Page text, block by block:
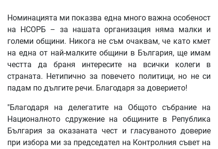
Номинацията ми показва една много важна особеност
на НСОРБ – за нашата организация няма малки и
големи общини. Никога не съм очаквам, че като кмет
на една от най-малките общини в България, ще имам
честта да браня интересите на всички колеги в
страната. Нетипично за повечето политици, но не си
падам по дългите речи. Благодаря за доверието!
"Благодаря на делегатите на Общото събрание на
Националното сдружение на общините в Република
България за оказаната чест и гласуваното доверие
при избора ми за председател на Контролния съвет на